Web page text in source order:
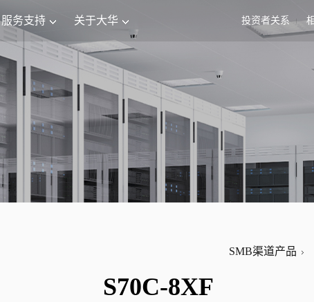
投资者关系
服务支持 关于大华
SMB渠道产品
S70C-8XF